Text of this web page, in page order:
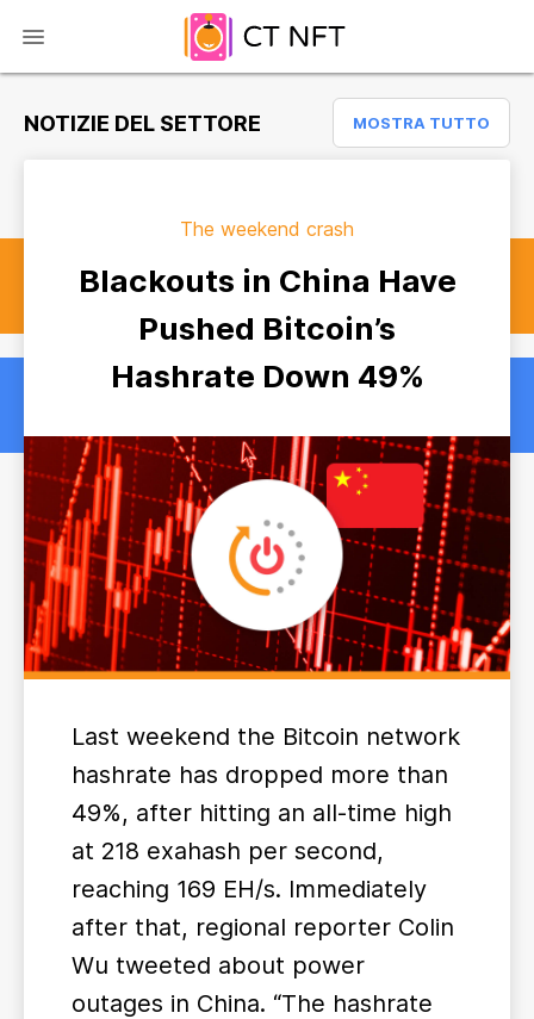
NOTIZIE DEL SETTORE MOSTRA TUTTO
The weekend crash
Blackouts in China Have
Pushed Bitcoin’s
Hashrate Down 49%
Last weekend the Bitcoin network
hashrate has dropped more than
49%, after hitting an all-time high
at 218 exahash per second,
reaching 169 EH/s. Immediately
after that, regional reporter Colin
Wu tweeted about power
outages in China. “The hashrate